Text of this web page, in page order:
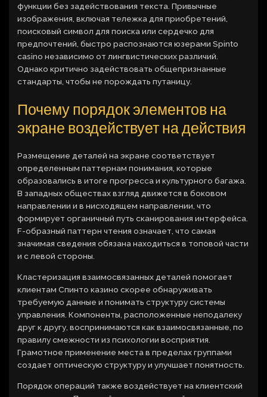
функции без задействования текста. Привычные
изображения, включая тележка для приобретений,
поисковый символ для поиска или сердечко для
предпочтений, быстро распознаются юзерами Spinto
casino независимо от лингвистических различий.
Однако критично задействовать общепризнанные
стандарты, чтобы не порождать путаницу.
Почему порядок элементов на
экране воздействует на действия
Размещение деталей на экране соответствует
определенным паттернам понимания, которые
образовались в итоге прогресса и культурного багажа.
В западных обществах взгляд движется в боковом
направлении и в нисходящем направлении, что
формирует органичный путь сканирования интерфейса.
F-образный паттерн чтения означает, что самая
значимая сведения обязана находиться в топовой части
и с левой стороны.
Кластеризация взаимосвязанных деталей помогает
клиентам Спинто казино скорее обнаруживать
требуемую данные и понимать структуру системы
управления. Компоненты, расположенные неподалеку
друг к другу, воспринимаются как взаимосвязанные, по
правилу смежности из психологии восприятия.
Грамотное применение места в пределах группами
создает оптическую структуру и улучшает понятность.
Порядок операций также воздействует на клиентский